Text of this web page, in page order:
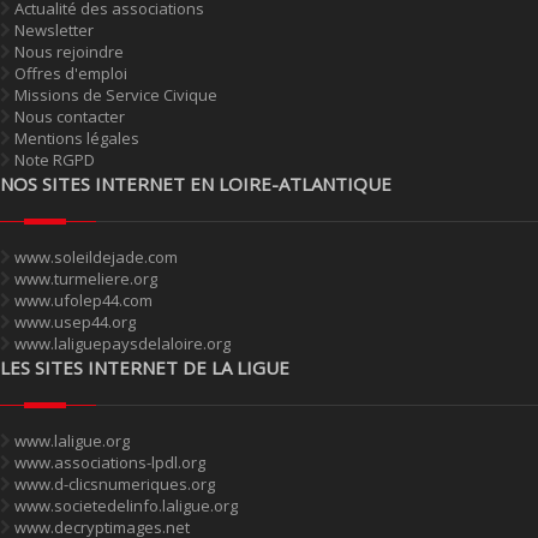
Actualité des associations
Newsletter
Nous rejoindre
Offres d'emploi
Missions de Service Civique
Nous contacter
Mentions légales
Note RGPD
NOS SITES INTERNET EN LOIRE-ATLANTIQUE
www.soleildejade.com
www.turmeliere.org
www.ufolep44.com
www.usep44.org
www.laliguepaysdelaloire.org
LES SITES INTERNET DE LA LIGUE
www.laligue.org
www.associations-lpdl.org
www.d-clicsnumeriques.org
www.societedelinfo.laligue.org
www.decryptimages.net